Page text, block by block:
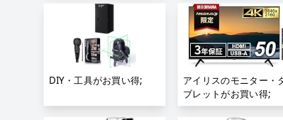
DIY・工具がお買い得;
アイリスのモニター・
ブレットがお買い得;